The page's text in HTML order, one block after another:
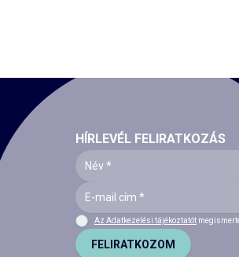
Carmen műhelytitkait boncolgatja a
Nemzeti Színház Debrecen július 31-i
HÍRLEVÉL FELIRATKOZÁS
Az Adatkezelési tájékoztatót
FELIRATKOZOM